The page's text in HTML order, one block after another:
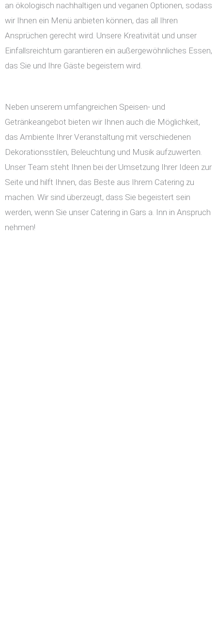
an ökologisch nachhaltigen und veganen Optionen, sodass
wir Ihnen ein Menü anbieten können, das all Ihren
Ansprüchen gerecht wird. Unsere Kreativität und unser
Einfallsreichtum garantieren ein außergewöhnliches Essen,
das Sie und Ihre Gäste begeistern wird.
Neben unserem umfangreichen Speisen- und
Getränkeangebot bieten wir Ihnen auch die Möglichkeit,
das Ambiente Ihrer Veranstaltung mit verschiedenen
Dekorationsstilen, Beleuchtung und Musik aufzuwerten.
Unser Team steht Ihnen bei der Umsetzung Ihrer Ideen zur
Seite und hilft Ihnen, das Beste aus Ihrem Catering zu
machen. Wir sind überzeugt, dass Sie begeistert sein
werden, wenn Sie unser Catering in Gars a. Inn in Anspruch
nehmen!